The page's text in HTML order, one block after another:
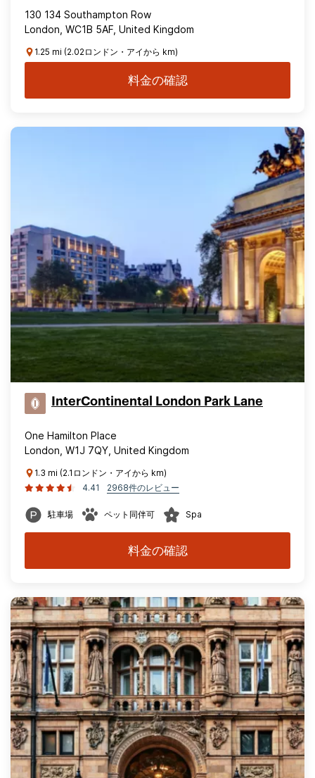
130 134 Southampton Row
London, WC1B 5AF, United Kingdom
1.25 mi (2.02ロンドン・アイから km)
料金の確認
InterContinental London Park Lane
One Hamilton Place
London, W1J 7QY, United Kingdom
1.3 mi (2.1ロンドン・アイから km)
4.41
2968件のレビュー
駐車場 ペット同伴可 Spa
料金の確認